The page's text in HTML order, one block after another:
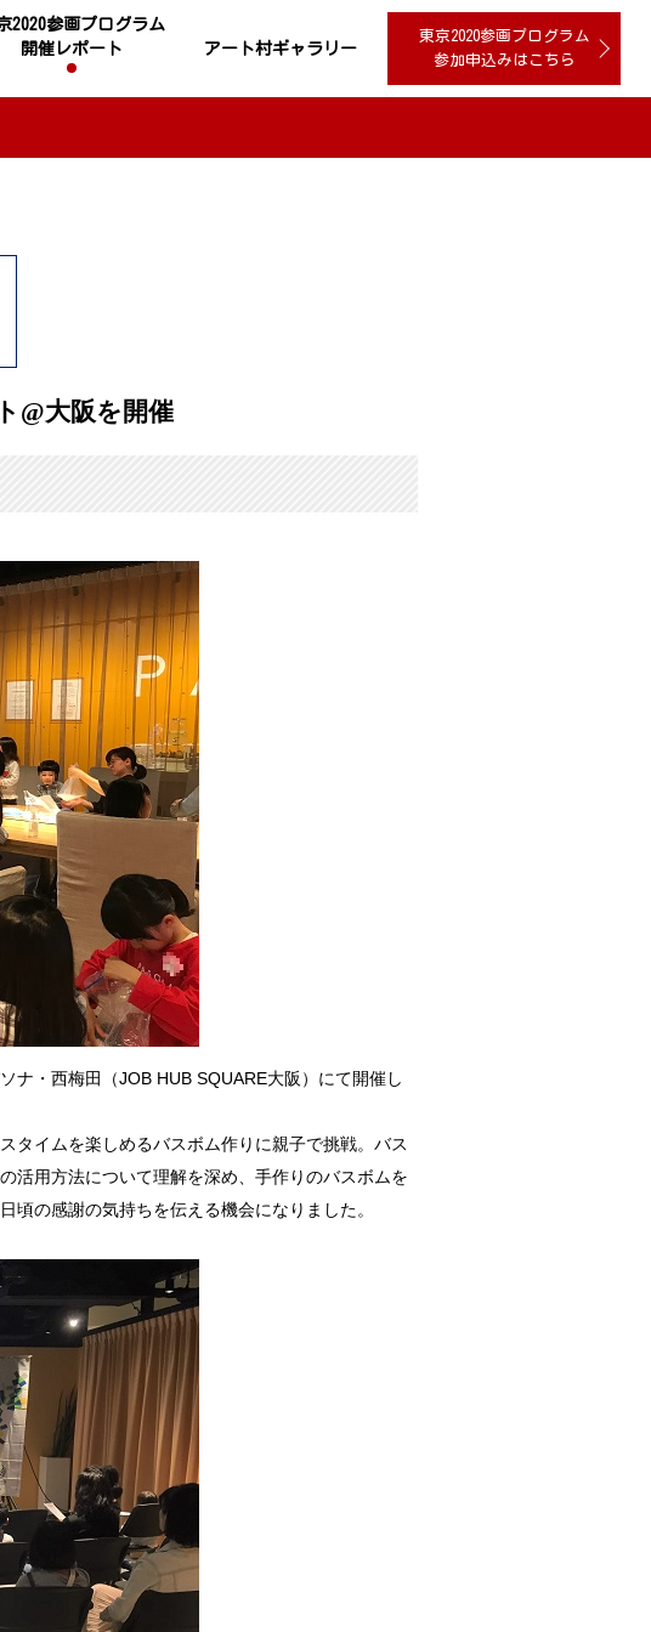
2020参画プログラム
開催レポート
アート村ギャラリー
東京2020参画プログラム
参加申込みはこちら
@大阪を開催
ナ・西梅田（JOB HUB SQUARE大阪）にて開催し
タイムを楽しめるバスボム作りに親子で挑戦。バス
活用方法について理解を深め、手作りのバスボムを
の感謝の気持ちを伝える機会になりました。